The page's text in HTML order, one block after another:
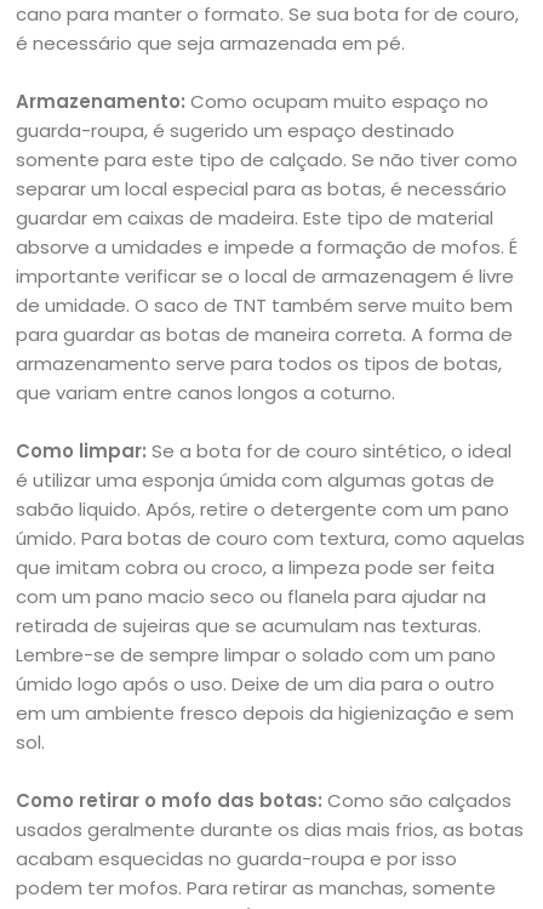
cano para manter o formato. Se sua bota for de couro,
é necessário que seja armazenada em pé.
Armazenamento: Como ocupam muito espaço no
guarda-roupa, é sugerido um espaço destinado
somente para este tipo de calçado. Se não tiver como
separar um local especial para as botas, é necessário
guardar em caixas de madeira. Este tipo de material
absorve a umidades e impede a formação de mofos. É
importante verificar se o local de armazenagem é livre
de umidade. O saco de TNT também serve muito bem
para guardar as botas de maneira correta. A forma de
armazenamento serve para todos os tipos de botas,
que variam entre canos longos a coturno.
Como limpar: Se a bota for de couro sintético, o ideal
é utilizar uma esponja úmida com algumas gotas de
sabão liquido. Após, retire o detergente com um pano
úmido. Para botas de couro com textura, como aquelas
que imitam cobra ou croco, a limpeza pode ser feita
com um pano macio seco ou flanela para ajudar na
retirada de sujeiras que se acumulam nas texturas.
Lembre-se de sempre limpar o solado com um pano
úmido logo após o uso. Deixe de um dia para o outro
em um ambiente fresco depois da higienização e sem
sol.
Como retirar o mofo das botas: Como são calçados
usados geralmente durante os dias mais frios, as botas
acabam esquecidas no guarda-roupa e por isso
podem ter mofos. Para retirar as manchas, somente